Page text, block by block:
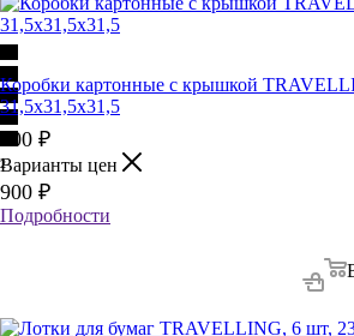
2
Коробки картонные с крышкой
31,5х31,5х31,5
900 ₽
Варианты цен
900 ₽
Подробности